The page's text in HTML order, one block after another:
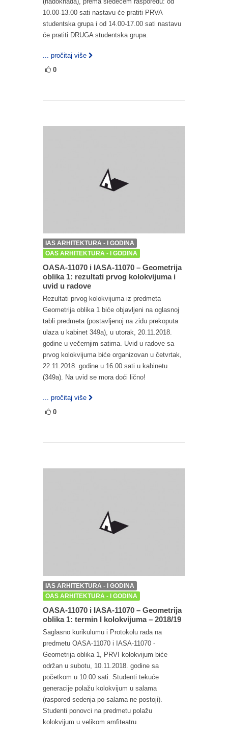
10.00-13.00 sati nastavu će pratiti PRVA
studentska grupa i od 14.00-17.00 sati nastavu
će pratiti DRUGA studentska grupa.
... pročitaj više
0
IAS ARHITEKTURA - I GODINA
OAS ARHITEKTURA - I GODINA
OASA-11070 i IASA-11070 – Geometrija
oblika 1: rezultati prvog kolokvijuma i
uvid u radove
Rezultati prvog kolokvijuma iz predmeta
Geometrija oblika 1 biće objavljeni na oglasnoj
tabli predmeta (postavljenoj na zidu prekoputa
ulaza u kabinet 349a), u utorak, 20.11.2018.
godine u večernjim satima. Uvid u radove sa
prvog kolokvijuma biće organizovan u četvrtak,
22.11.2018. godine u 16.00 sati u kabinetu
(349a). Na uvid se mora doći lično!
... pročitaj više
0
IAS ARHITEKTURA - I GODINA
OAS ARHITEKTURA - I GODINA
OASA-11070 i IASA-11070 – Geometrija
oblika 1: termin I kolokvijuma – 2018/19
Saglasno kurikulumu i Protokolu rada na
predmetu OASA-11070 i IASA-11070 -
Geometrija oblika 1, PRVI kolokvijum biće
održan u subotu, 10.11.2018. godine sa
početkom u 10.00 sati. Studenti tekuće
generacije polažu kolokvijum u salama
(raspored sedenja po salama ne postoji).
Studenti ponovci na predmetu polažu
kolokvijum u velikom amfiteatru.